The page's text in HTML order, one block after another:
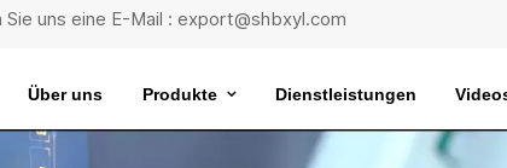
Sie uns eine E-Mail : export@shbxyl.com
Über uns Produkte Dienstleistungen